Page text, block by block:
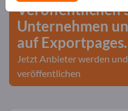
Veröffentlichen
Unternehmen
auf Exportpages.
Jetzt Anbieter werden
veröffentlichen